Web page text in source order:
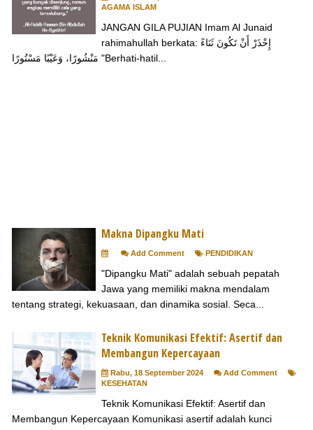
AGAMA ISLAM
JANGAN GILA PUJIAN Imam Al Junaid
rahimahullah berkata: إِحْذَرْ أَنْ تَكُونَ ثَنَاءً
مَنْشُورًا، وَعَيْبًا مَسْتُورًا "Berhati-hatil...
Makna Dipangku Mati
Add Comment PENDIDIKAN
"Dipangku Mati" adalah sebuah pepatah
Jawa yang memiliki makna mendalam
tentang strategi, kekuasaan, dan dinamika sosial. Seca...
Teknik Komunikasi Efektif: Asertif dan
Membangun Kepercayaan
Rabu, 18 September 2024
Add Comment
KESEHATAN
Teknik Komunikasi Efektif: Asertif dan
Membangun Kepercayaan Komunikasi asertif adalah kunci